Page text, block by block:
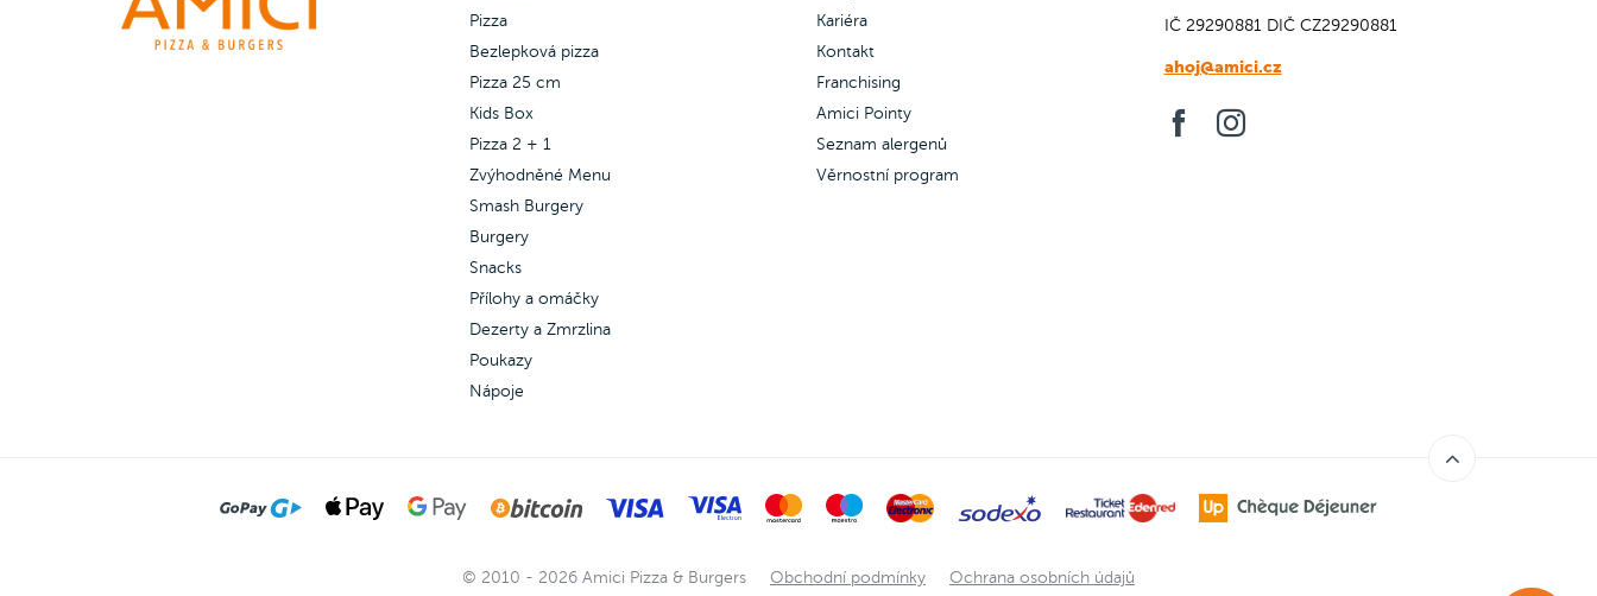
Třetí zdarma můžeš vybrat z pizzy
Šunkové, Margherita, Salámová,
Třetí zdarma můžeš vybrat z pizzy
Šunkové, Margherita, Salámová,
Šunka & salám, Veggie a Quattro
Pizza
Bezlepková pizza
Pizza 25 cm
Kids Box
Pizza 2 + 1
Zvýhodněné Menu
Smash Burgery
Burgery
Snacks
Přílohy a omáčky
Dezerty a Zmrzlina
Poukazy
Nápoje
Kariéra
Kontakt
Franchising
Amici Pointy
Seznam alergenů
Věrnostní program
IČ 29290881 DIČ CZ29290881
ahoj@amici.cz
© 2010 - 2026 Amici Pizza & Burgers Obchodní podmínky Ochrana osobních údajů